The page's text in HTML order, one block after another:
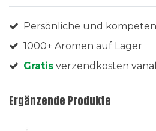
Persönliche und
1000+ Aromen auf Lager
Gratis verzendkosten
Ergänzende Produkte